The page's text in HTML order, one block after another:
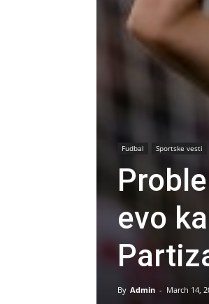
Fudbal Sportske vesti
evo
By Admin - March 14,